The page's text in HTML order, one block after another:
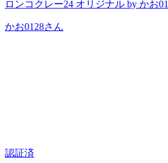
かお0128さん
認証済